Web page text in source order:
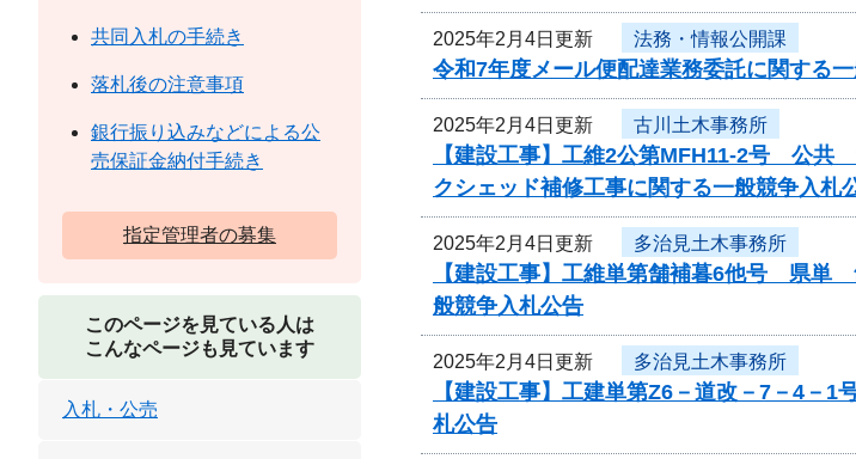
2025年2月4日更新 法務・情報公開課
令和7年度メール便配達業務委託に関する
2025年2月4日更新 古川土木事務所
【建設工事】工維2公第MFH11-2号 公共
クシェッド補修工事に関する一般競争入札
2025年2月4日更新 多治見土木事務所
【建設工事】工維単第舗補暮6他号 県単
般競争入札公告
2025年2月4日更新 多治見土木事務所
【建設工事】工建単第Z6－道改－7－4
札公告
共同入札の手続き
落札後の注意事項
銀行振り込みなどによる公
売保証金納付手続き
指定管理者の募集
このページを見ている人は
こんなページも見ています
入札・公売